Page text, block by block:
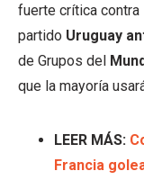
fuerte crítica contra
partido Uruguay
de Grupos del
que la mayoría
LEER MÁS:
Francia